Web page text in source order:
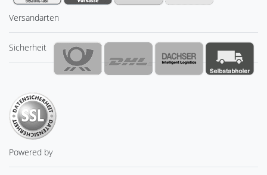
Versandarten
Sicherheit
Powered by